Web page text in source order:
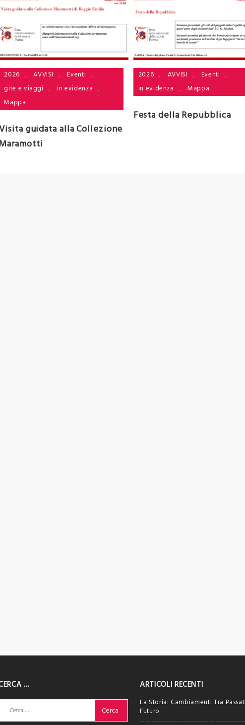
2026 , AVVISI , Eventi ,
gite e viaggi , in evidenza ,
Mappa
guidata alla Collezione
2026 , AVVISI , Eventi ,
in evidenza , Mappa
Festa della Repubblica
…
per:
ARTICOLI RECENTI
La Storia: Cambiamenti Tra
Futuro